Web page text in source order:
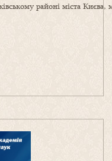
районі міста